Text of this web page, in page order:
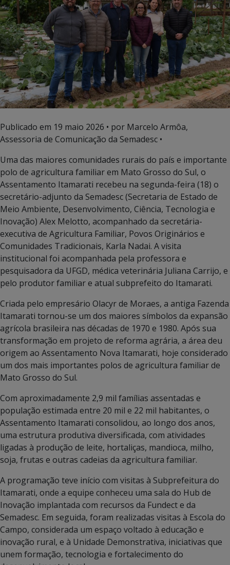
Publicado em 19 maio 2026 • por Marcelo Armôa,
Assessoria de Comunicação da Semadesc •
Uma das maiores comunidades rurais do país e importante
polo de agricultura familiar em Mato Grosso do Sul, o
Assentamento Itamarati recebeu na segunda-feira (18) o
secretário-adjunto da Semadesc (Secretaria de Estado de
Meio Ambiente, Desenvolvimento, Ciência, Tecnologia e
Inovação) Alex Melotto, acompanhado da secretária-
executiva de Agricultura Familiar, Povos Originários e
Comunidades Tradicionais, Karla Nadai. A visita
institucional foi acompanhada pela professora e
pesquisadora da UFGD, médica veterinária Juliana Carrijo, e
pelo produtor familiar e atual subprefeito do Itamarati.
Criada pelo empresário Olacyr de Moraes, a antiga Fazenda
Itamarati tornou-se um dos maiores símbolos da expansão
agrícola brasileira nas décadas de 1970 e 1980. Após sua
transformação em projeto de reforma agrária, a área deu
origem ao Assentamento Nova Itamarati, hoje considerado
um dos mais importantes polos de agricultura familiar de
Mato Grosso do Sul.
Com aproximadamente 2,9 mil famílias assentadas e
população estimada entre 20 mil e 22 mil habitantes, o
Assentamento Itamarati consolidou, ao longo dos anos,
uma estrutura produtiva diversificada, com atividades
ligadas à produção de leite, hortaliças, mandioca, milho,
soja, frutas e outras cadeias da agricultura familiar.
A programação teve início com visitas à Subprefeitura do
Itamarati, onde a equipe conheceu uma sala do Hub de
Inovação implantada com recursos da Fundect e da
Semadesc. Em seguida, foram realizadas visitas à Escola do
Campo, considerada um espaço voltado à educação e
inovação rural, e à Unidade Demonstrativa, iniciativas que
unem formação, tecnologia e fortalecimento do